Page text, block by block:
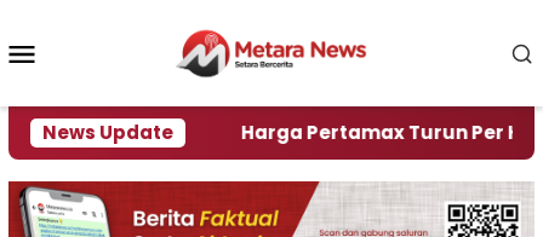
konten
News Update
Krisi Air Harga Pertamax Turun Per Hari Ini,